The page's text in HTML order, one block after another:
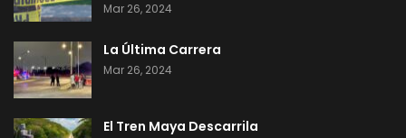
Mar 26, 2024
La Última Carrera
Mar 26, 2024
El Tren Maya Descarrila